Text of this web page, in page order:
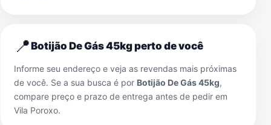
📍Botijão De Gás 45kg perto de você
Informe seu endereço e veja as revendas mais próximas
de você. Se a sua busca é por Botijão De Gás 45kg,
compare preço e prazo de entrega antes de pedir em
Vila Poroxo.